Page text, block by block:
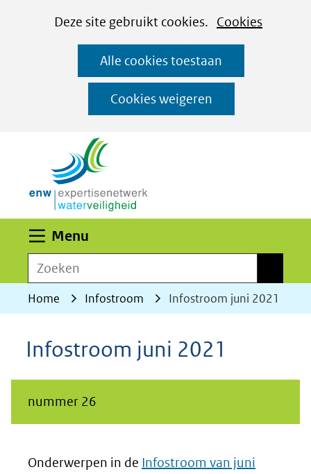
CookiesDeze site gebruikt cookies. Cookies
website
worden
toegestaan
geweigerd.
Alle cookies toestaan
Cookies weigeren
Ga
naar
de
inhoud
Menu
Zoeken
Home Infostroom Infostroom juni 2021
Infostroom juni 2021
nummer 26
Onderwerpen in de Infostroom van juni